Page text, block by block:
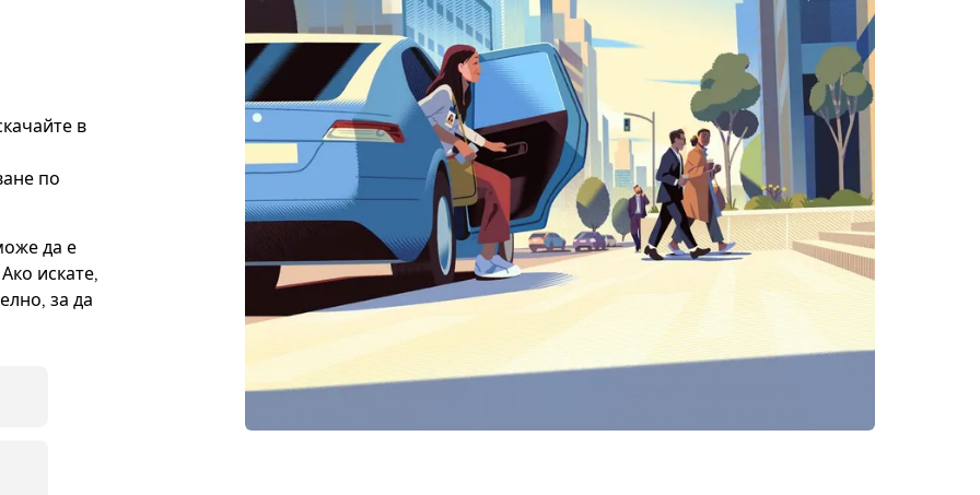
в
по
да е
искате,
за да